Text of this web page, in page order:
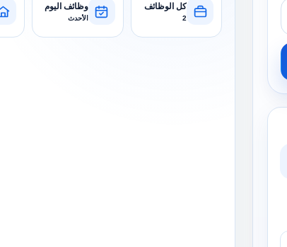
كل الوظائف
2
وظائف اليوم
الأحدث